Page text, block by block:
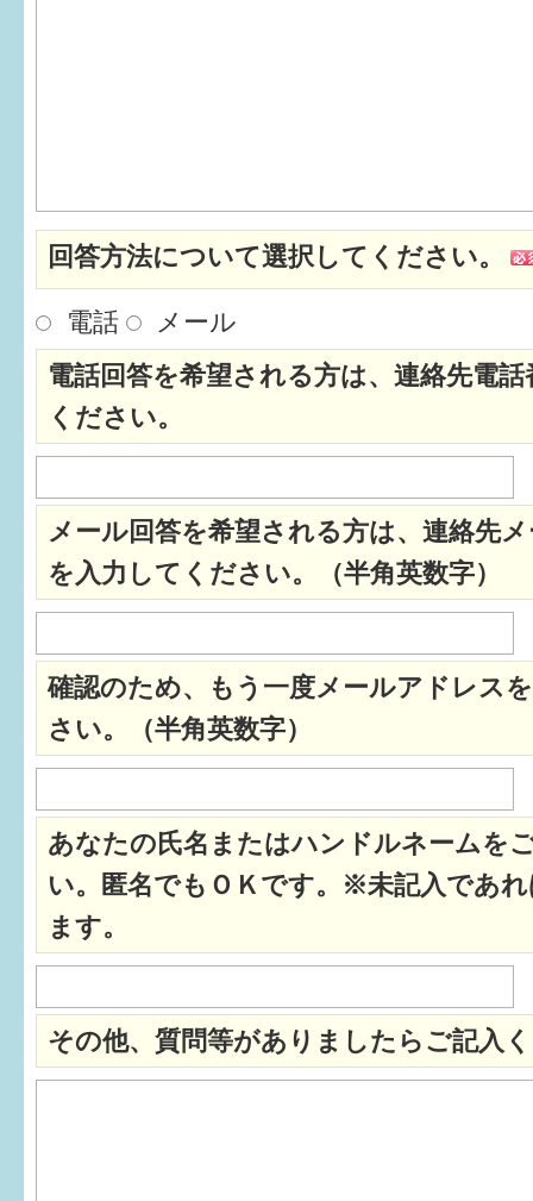
回答方法について選択してください。
電話
メール
電話回答を希望される方は、連絡先電
ください。
メール回答を希望される方は、連絡先
を入力してください。（半角英数字）
確認のため、もう一度メールアドレス
さい。（半角英数字）
あなたの氏名またはハンドルネームを
い。匿名でもＯＫです。※未記入であ
ます。
その他、質問等がありましたらご記入
子育て情報誌「ほっと」
食育
福井市図書館オススメの本
お出かけ情報
パパもママも子育て
ワンポイント英会話
ソーシャルメディア
すまいるサポート行事案内